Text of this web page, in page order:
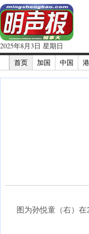
2025年8月3日 星期日
首页
加国 中国
图为孙悦童（右）